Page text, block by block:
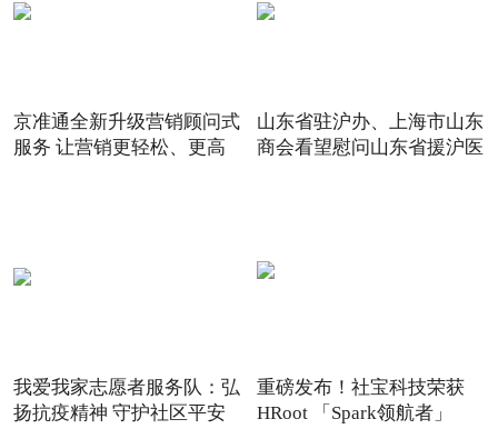
京准通全新升级营销顾问式
服务 让营销更轻松、更高
山东省驻沪办、上海市山东
商会看望慰问山东省援沪医
我爱我家志愿者服务队：弘
扬抗疫精神 守护社区平安
重磅发布！社宝科技荣获
HRoot 「Spark领航者」